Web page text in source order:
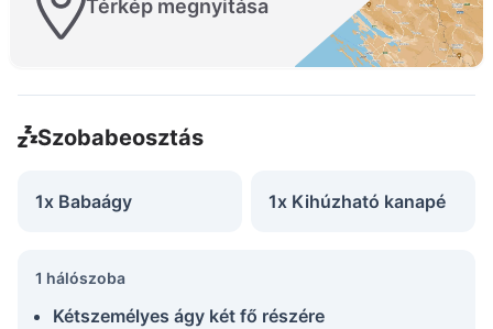
Térkép megnyitása
Szobabeosztás
1x Babaágy 1x Kihúzható kanapé
1 hálószoba
Kétszemélyes ágy két fő részére